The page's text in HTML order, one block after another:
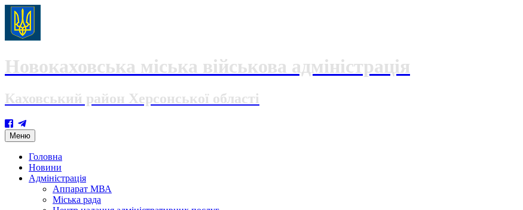
Новокаховська міська військова адміністрація
Каховський район Херсонської області
Меню Skip
to
content
Головна
Новини
Адміністрація
Аппарат МВА
Міська рада